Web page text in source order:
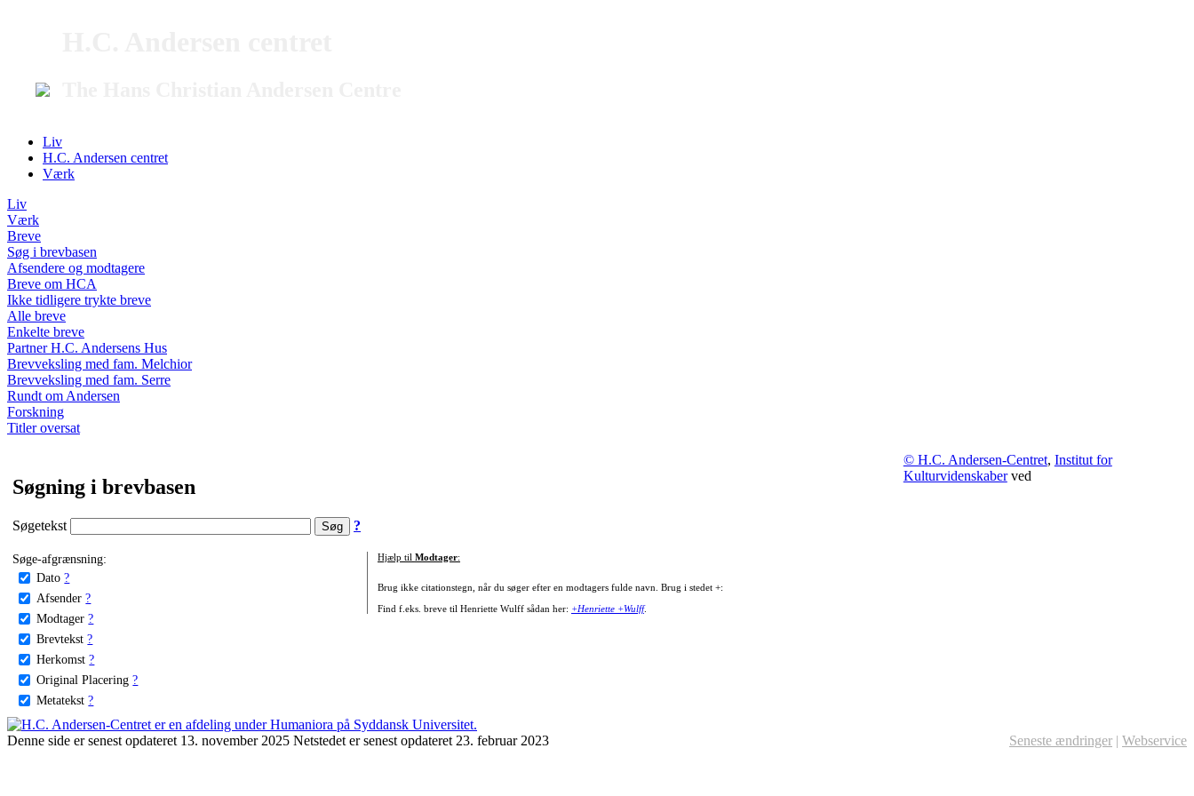
Liv
H.C. Andersen centret
Værk
Liv
Værk
Breve
Søg i brevbasen
Afsendere og modtagere
Breve om HCA
Ikke tidligere trykte breve
Alle breve
Enkelte breve
Partner H.C. Andersens Hus
Brevveksling med fam. Melchior
Brevveksling med fam. Serre
Rundt om Andersen
Forskning
Titler oversat
Søgning i brevbasen
Søgetekst ?
Søge-afgrænsning:
Dato ?
Afsender ?
Modtager ?
Brevtekst ?
Herkomst ?
Original Placering ?
Metatekst ?
Hjælp til Modtager:
Brug ikke citationstegn, når du søger efter en modtagers fulde navn. Brug i stedet +:
Find f.eks. breve til Henriette Wulff sådan her: +Henriette +Wulff.
© H.C. Andersen-Centret, Institut for
Kulturvidenskaberved
Denne side er senest opdateret 13. november 2025 Netstedet er senest opdateret 23. februar 2023 Seneste ændringer | Webservice